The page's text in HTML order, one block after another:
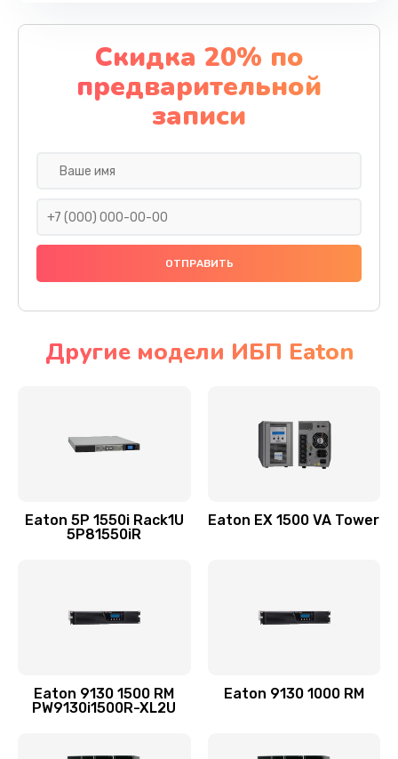
Скидка 20% по
предварительной
записи
Другие модели ИБП Eaton
Eaton 5P 1550i Rack1U
5P81550iR
Eaton EX 1500 VA Tower
Eaton 9130 1500 RM
PW9130i1500R-XL2U
Eaton 9130 1000 RM